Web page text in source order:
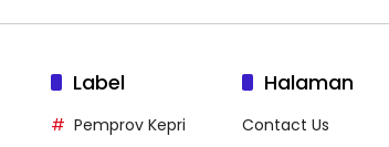
Label
Pemprov Kepri
Halaman
Contact Us